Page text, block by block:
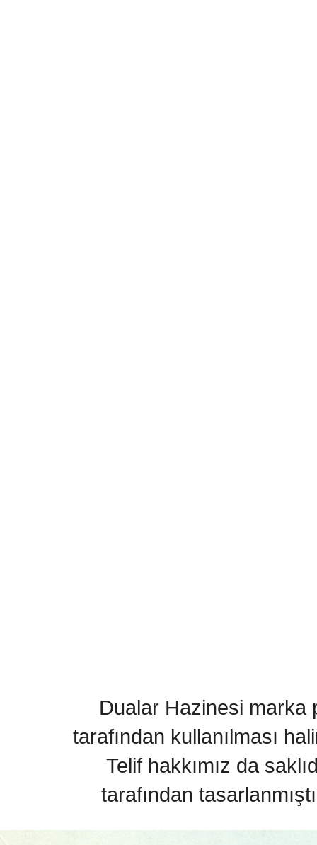
Dualar Hazinesi marka
tarafından kullanılması
Telif hakkımız da
tarafından